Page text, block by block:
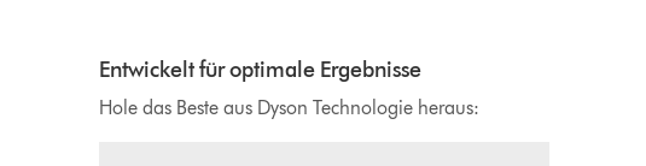
Entwickelt für optimale Ergebnisse
Hole das Beste aus Dyson Technologie heraus: